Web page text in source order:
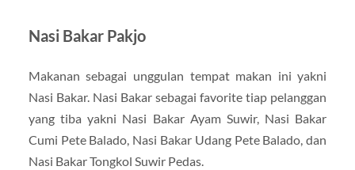
Nasi Bakar Pakjo
Makanan sebagai unggulan tempat makan ini yakni
Nasi Bakar. Nasi Bakar sebagai favorite tiap pelanggan
yang tiba yakni Nasi Bakar Ayam Suwir, Nasi Bakar
Cumi Pete Balado, Nasi Bakar Udang Pete Balado, dan
Nasi Bakar Tongkol Suwir Pedas.